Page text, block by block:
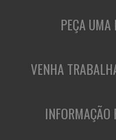
PEÇA UMA
VENHA